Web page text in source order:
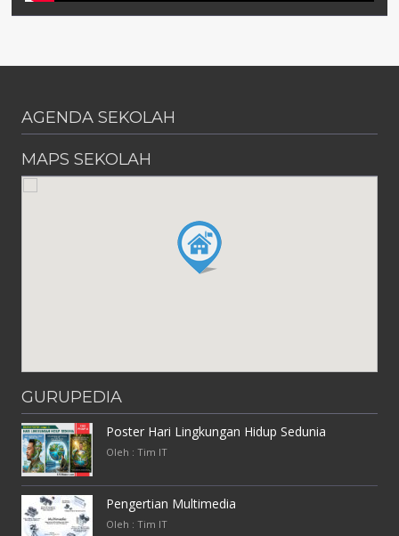
AGENDA SEKOLAH
MAPS SEKOLAH
GURUPEDIA
Poster Hari Lingkungan Hidup Sedunia
Oleh : Tim IT
Pengertian Multimedia
Oleh : Tim IT